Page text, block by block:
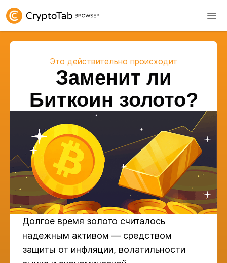
Это действительно происходит
Заменит ли
Биткоин золото?
Долгое время золото считалось
надежным активом — средством
защиты от инфляции, волатильности